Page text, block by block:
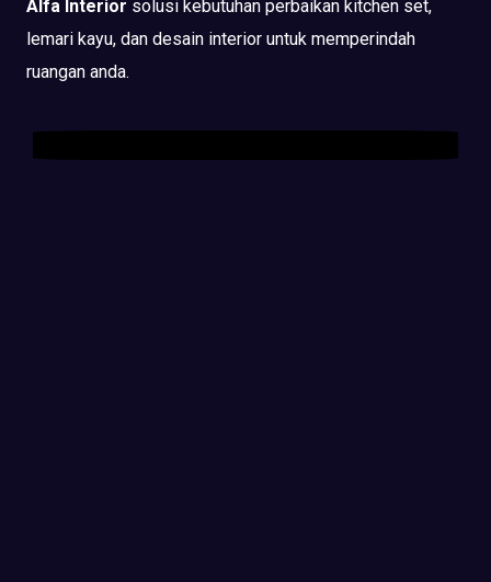
Alfa Interior solusi kebutuhan perbaikan kitchen set,
lemari kayu, dan desain interior untuk memperindah
ruangan anda.